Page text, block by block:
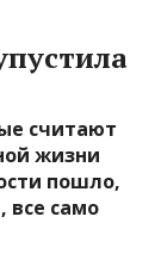
считают
жизни
пошло,
все само